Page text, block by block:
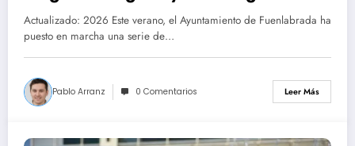
Fuenlicolonias
Actualizado: 2026 Este verano, el Ayuntamiento de Fuenlabrada ha
puesto en marcha una serie de…
Pablo Arranz 0 Comentarios Leer Más